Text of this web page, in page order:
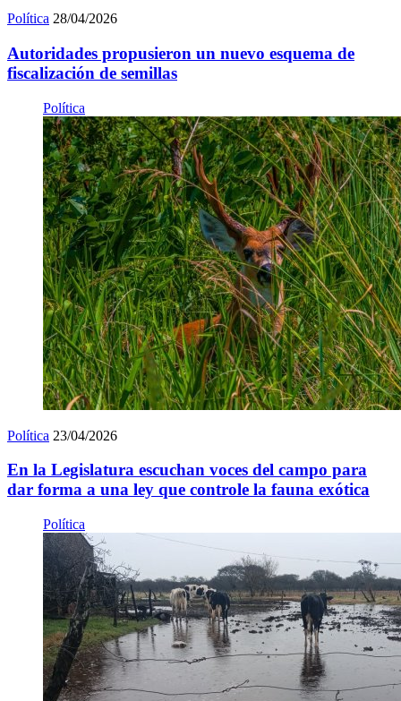
Política 28/04/2026
Autoridades propusieron un nuevo esquema de
fiscalización de semillas
Política
Política 23/04/2026
En la Legislatura escuchan voces del campo para
dar forma a una ley que controle la fauna exótica
Política